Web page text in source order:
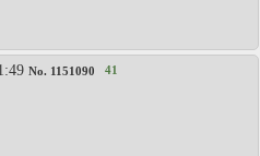
No. 1151090 41